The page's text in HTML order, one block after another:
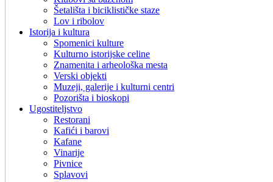
Šetališta i biciklističke staze
Lov i ribolov
Istorija i kultura
Spomenici kulture
Kulturno istorijske celine
Znamenita i arheološka mesta
Verski objekti
Muzeji, galerije i kulturni centri
Pozorišta i bioskopi
Ugostiteljstvo
Restorani
Kafići i barovi
Kafane
Vinarije
Pivnice
Splavovi